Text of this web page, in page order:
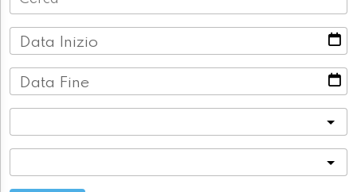
Data Inizio
Data Fine